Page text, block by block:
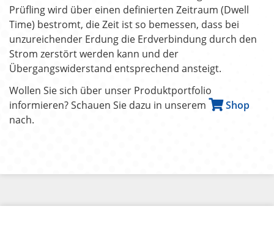
Prüfling wird über einen definierten Zeitraum (Dwell
Time) bestromt, die Zeit ist so bemessen, dass bei
unzureichender Erdung die Erdverbindung durch den
Strom zerstört werden kann und der
Übergangswiderstand entsprechend ansteigt.
Wollen Sie sich über unser Produktportfolio
informieren? Schauen Sie dazu in unserem
Shop
nach.